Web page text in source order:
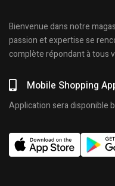
Bienvenue dans notre
passion et expertise se
complète répondant à tous
Mobile Shopping
Application sera disponible